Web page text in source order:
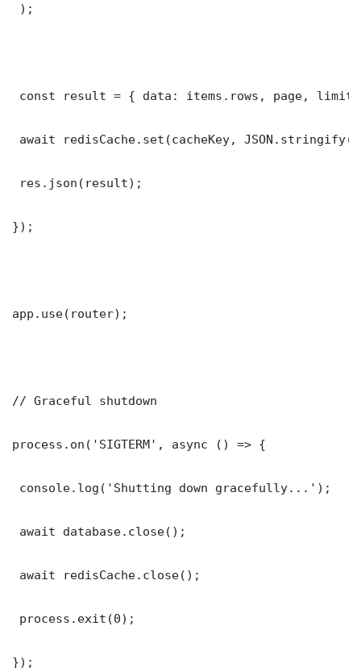
);
const result = { data: items.rows, page,
await redisCache.set(cacheKey,
res.json(result);
});
app.use(router);
// Graceful shutdown
process.on('SIGTERM', async () => {
console.log('Shutting down gracefully...');
await database.close();
await redisCache.close();
process.exit(0);
});